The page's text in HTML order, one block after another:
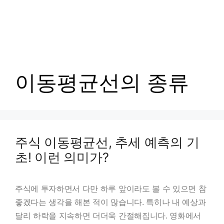
이동평균선의 종류
주식 이동평균선, 추세 예측의 기
초! 이런 의미가?
주식에 투자하면서 다만 하루 앞이라도 볼 수 있으면 참
좋겠다는 생각을 해본 적이 많습니다. 특히나 내 예상과
달리 하락을 지속하면 더더욱 간절해집니다. 영화에서